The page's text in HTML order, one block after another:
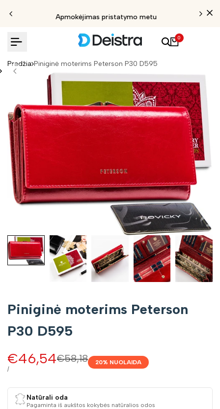
Apmokėjimas pristatymo metu
0
Pradžia Piniginė moterims Peterson P30 D595
Piniginė moterims Peterson
P30 D595
Įprasta
€58,18
Pardavimo
kaina
€46,54
VIENETO
/
20% NUOLAIDA
Natūrali oda
Pagaminta iš aukštos kokybės natūralios odos